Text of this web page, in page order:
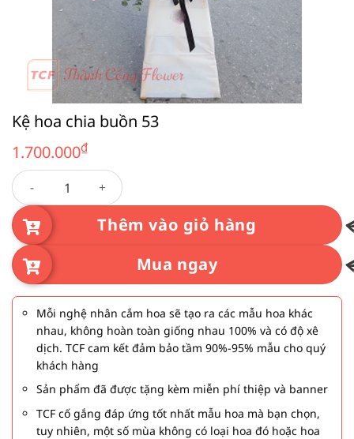
Kệ hoa chia buồn 53
1.700.000₫
Kệ hoa chia buồn 53 số lượng
Thêm vào giỏ hàng
Mua ngay
Mỗi nghệ nhân cắm hoa sẽ tạo ra các mẫu hoa khác
nhau, không hoàn toàn giống nhau 100% và có độ xê
dịch. TCF cam kết đảm bảo tầm 90%-95% mẫu cho quý
khách hàng
Sản phẩm đã được tặng kèm miễn phí thiệp và banner
TCF cố gắng đáp ứng tốt nhất mẫu hoa mà bạn chọn,
tuy nhiên, một số mùa không có loại hoa đó hoặc hoa